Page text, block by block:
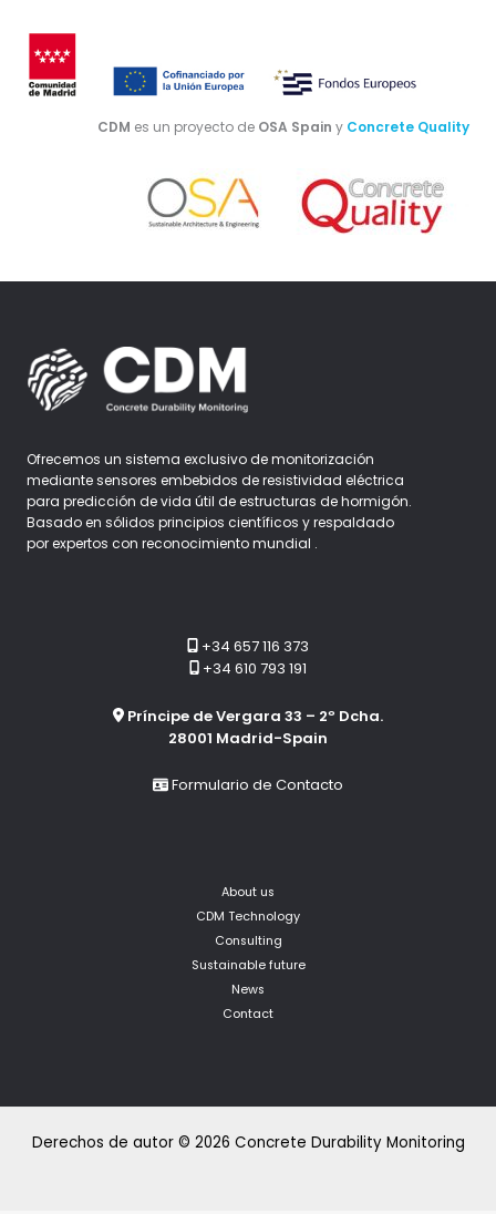
CDM es un proyecto de OSA Spain y Concrete Quality
Ofrecemos un sistema exclusivo de monitorización
mediante sensores embebidos de resistividad eléctrica
para predicción de vida útil de estructuras de hormigón.
Basado en sólidos principios científicos y respaldado
por expertos con reconocimiento mundial .
+34 657 116 373
+34 610 793 191
Príncipe de Vergara 33 – 2º Dcha.
28001 Madrid-Spain
Formulario de Contacto
About us
CDM Technology
Consulting
Sustainable future
News
Contact
Derechos de autor © 2026 Concrete Durability Monitoring